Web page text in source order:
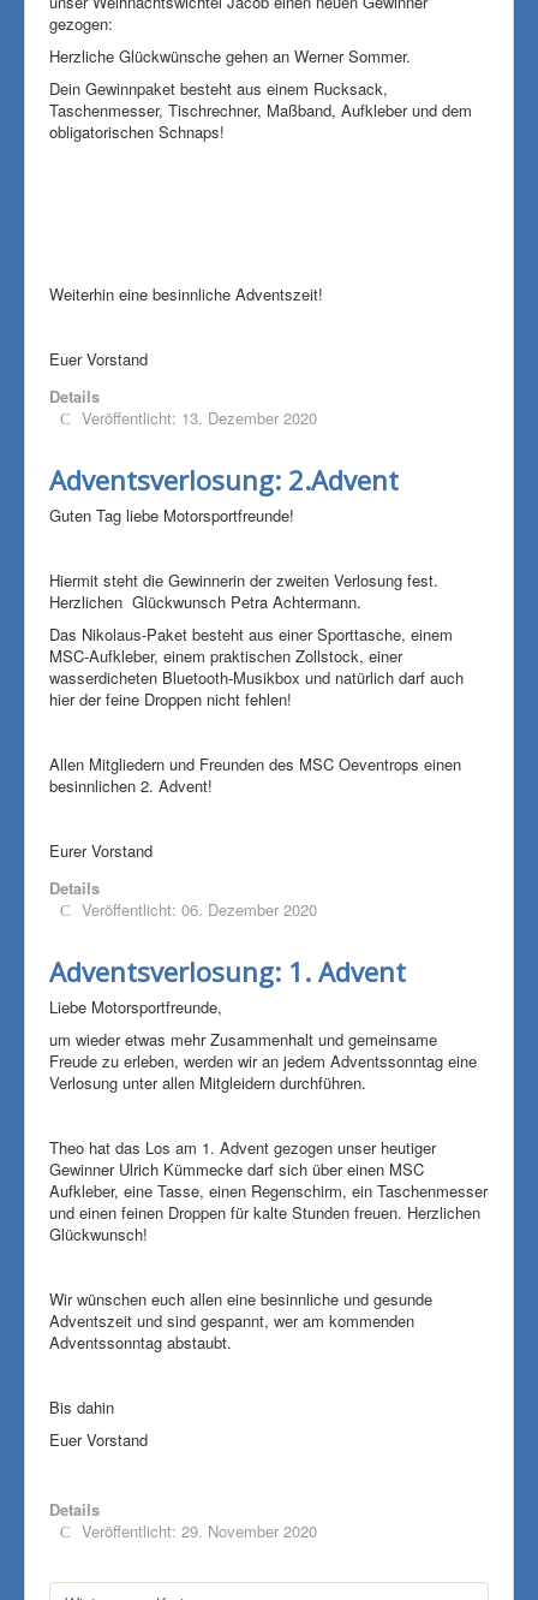
gezogen:
Herzliche Glückwünsche gehen an Werner Sommer.
Dein Gewinnpaket besteht aus einem Rucksack,
Taschenmesser, Tischrechner, Maßband, Aufkleber und dem
obligatorischen Schnaps!
Weiterhin eine besinnliche Adventszeit!
Euer Vorstand
Details
Veröffentlicht: 13. Dezember 2020
Adventsverlosung: 2.Advent
Guten Tag liebe Motorsportfreunde!
Hiermit steht die Gewinnerin der zweiten Verlosung fest.
Herzlichen Glückwunsch Petra Achtermann.
Das Nikolaus-Paket besteht aus einer Sporttasche, einem
MSC-Aufkleber, einem praktischen Zollstock, einer
wasserdicheten Bluetooth-Musikbox und natürlich darf auch
hier der feine Droppen nicht fehlen!
Allen Mitgliedern und Freunden des MSC Oeventrops einen
besinnlichen 2. Advent!
Eurer Vorstand
Details
Veröffentlicht: 06. Dezember 2020
Adventsverlosung: 1. Advent
Liebe Motorsportfreunde,
um wieder etwas mehr Zusammenhalt und gemeinsame
Freude zu erleben, werden wir an jedem Adventssonntag eine
Verlosung unter allen Mitgleidern durchführen.
Theo hat das Los am 1. Advent gezogen unser heutiger
Gewinner Ulrich Kümmecke darf sich über einen MSC
Aufkleber, eine Tasse, einen Regenschirm, ein Taschenmesser
und einen feinen Droppen für kalte Stunden freuen. Herzlichen
Glückwunsch!
Wir wünschen euch allen eine besinnliche und gesunde
Adventszeit und sind gespannt, wer am kommenden
Adventssonntag abstaubt.
Bis dahin
Euer Vorstand
Details
Veröffentlicht: 29. November 2020